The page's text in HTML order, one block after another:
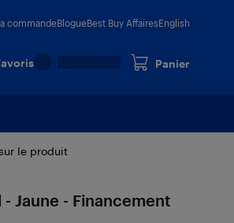
commandeBlogueBest Buy AffairesEnglish
Panier
le produit
Jaune - Financement